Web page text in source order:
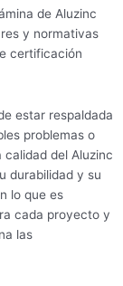
de Aluzinc
y normativas
certificación
estar respaldada
problemas o
del Aluzinc
durabilidad y su
lo que es
cada proyecto y
las